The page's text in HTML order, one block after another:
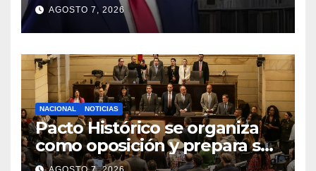
financieros
AGOSTO 7, 2026
NACIONAL NOTICIAS
Pacto Histórico se organiza
como oposición y prepara su
agenda frente al Gobierno